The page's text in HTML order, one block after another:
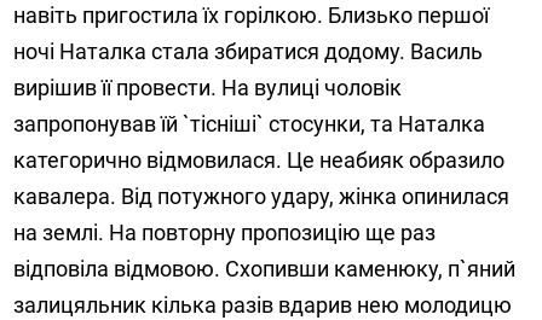
навіть пригостила їх горілкою. Близько першої
ночі Наталка стала збиратися додому. Василь
вирішив її провести. На вулиці чоловік
запропонував їй `тісніші` стосунки, та Наталка
категорично відмовилася. Це неабияк образило
кавалера. Від потужного удару, жінка опинилася
на землі. На повторну пропозицію ще раз
відповіла відмовою. Схопивши каменюку, п`яний
залицяльник кілька разів вдарив нею молодицю